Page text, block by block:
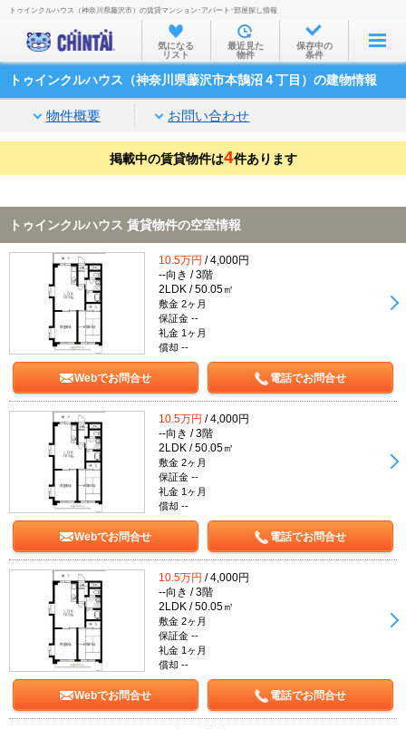
お部屋を探す
沿線・駅から
家賃相場から
通勤通学時間から
不動産会社から
TOP
トゥインクルハウス（神奈川県藤沢市）の賃貸マンション･アパート･部屋探し情報
気になる
リスト
最近見た
物件
保存中の
条件
トゥインクルハウス（神奈川県藤沢市本鵠沼４丁目）の建物情報
物件概要 お問い合わせ
掲載中の賃貸物件は4件あります
トゥインクルハウス 賃貸物件の空室情報
10.5万円 / 4,000円
--向き / 3階
2LDK / 50.05㎡
敷金 2ヶ月
保証金 --
礼金 1ヶ月
償却 --
Webでお問合せ 電話でお問合せ
10.5万円 / 4,000円
--向き / 3階
2LDK / 50.05㎡
敷金 2ヶ月
保証金 --
礼金 1ヶ月
償却 --
Webでお問合せ 電話でお問合せ
10.5万円 / 4,000円
--向き / 3階
2LDK / 50.05㎡
敷金 2ヶ月
保証金 --
礼金 1ヶ月
償却 --
Webでお問合せ 電話でお問合せ